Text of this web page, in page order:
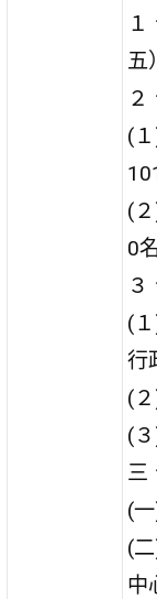
１
五
２
(
(
0
３
(
行
(
(
三
(
(
中